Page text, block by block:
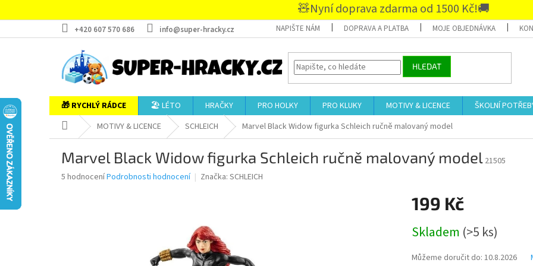
🧸Nyní doprava zdarma od 1500 Kč!🚚
+420 607 570 686 info@super-hracky.cz NAPIŠTE NÁM DOPRAVA A PLATBA MOJE OBJEDNÁVKA
HLEDAT
🎁 RYCHLÝ RÁDCE 🏖️ LÉTO HRAČKY PRO HOLKY PRO KLUKY MOTIVY & LICENCE ŠKOLNÍ
Domů MOTIVY & LICENCE SCHLEICH Marvel Black Widow figurka Schleich ručně malovaný model
Marvel Black Widow figurka Schleich ručně malovaný model 21505
Průměrné
5 hodnoceníPodrobnosti hodnocení Značka: SCHLEICH
199 Kč
cena:
Skladem (>5 ks)
Můžeme doručit do: 10.8.2026